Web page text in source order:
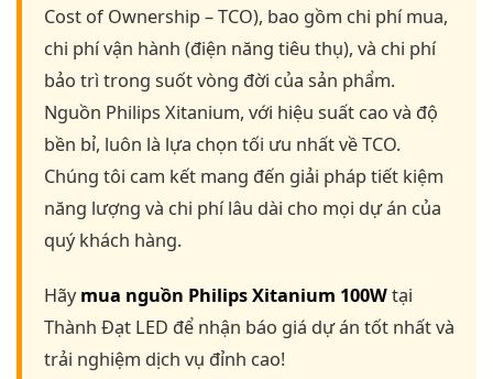
Cost of Ownership – TCO), bao gồm chi phí mua,
chi phí vận hành (điện năng tiêu thụ), và chi phí
bảo trì trong suốt vòng đời của sản phẩm.
Nguồn Philips Xitanium, với hiệu suất cao và độ
bền bỉ, luôn là lựa chọn tối ưu nhất về TCO.
Chúng tôi cam kết mang đến giải pháp tiết kiệm
năng lượng và chi phí lâu dài cho mọi dự án của
quý khách hàng.
Hãymua nguồn Philips Xitanium 100Wtại
Thành Đạt LED để nhận báo giá dự án tốt nhất và
trải nghiệm dịch vụ đỉnh cao!